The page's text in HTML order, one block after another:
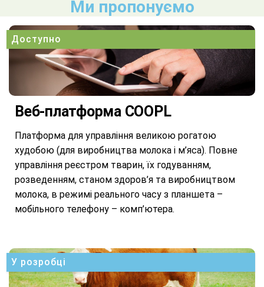
Ми пропонуємо
Доступно
Веб-платформа COOPL
Платформа для управління великою рогатою
худобою (для виробництва молока і м’яса). Повне
управління реєстром тварин, їх годуванням,
розведенням, станом здоров’я та виробництвом
молока, в режимі реального часу з планшета –
мобільного телефону – комп’ютера.
У розробці